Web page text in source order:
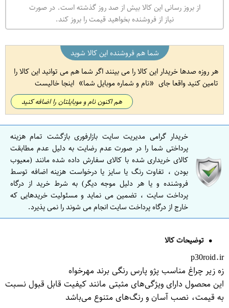
از بروز رسانی این کالا بیش از صد روز گذشته است. در صورت
نیاز از فروشنده بخواهید قیمت را بروز کند.
شما هم فروشنده این کالا شوید
هر روزه صدها خریدار این کالا را می بینند اگر شما هم می توانید این کالا را
تامین کنید واقعا جای
نام و شماره موبایل شما اینجا خالیست
هم اکنون نام و موبایلتان را اضافه کنید
خریدار گرامی مدیریت سایت بازارفوری بازگشت تمام هزینه
پرداختی شما را در صورت عدم رضایت به دلیل عدم مطابقت
کالای خریداری شده با کالای سفارش داده شده مانند (معیوب
بودن ، تفاوت رنگ یا سایز یا درخواست هزینه اضافه توسط
فروشنده و یا هر دلیل موجه دیگر) به شرط خرید از درگاه
پرداخت سایت ، تضمین می نماید و مسئولیت خریدهایی که
خارج از درگاه پرداخت سایت انجام می شوند را نمی پذیرد.
توضیحات کالا
p30roid.ir
زه زیر چراغ مناسب پژو پارس رنگی برند مهرخواه
این محصول دارای ویژگی‌های مثبتی مانند کیفیت قابل قبول نسبت
به قیمت، نصب آسان و رنگ‌های متنوع می‌باشد